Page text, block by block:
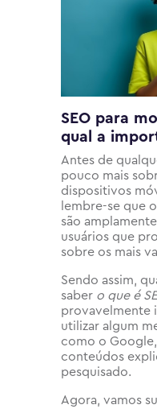
SEO para
qual a
Antes de
pouco mais
dispositivos
lembre-se que
são
usuários que
sobre os mais
Sendo assim,
saber o que é
provavelmente
utilizar algum
como o
conteúdos
pesquisado.
Agora, vamos